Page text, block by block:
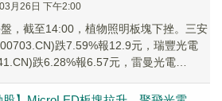
月26日 下午2:00
，截至14:00，植物照明板塊下挫。三安
跌7.59%報12.9元，瑞豐光電
跌6.28%報6.57元，雷曼光電